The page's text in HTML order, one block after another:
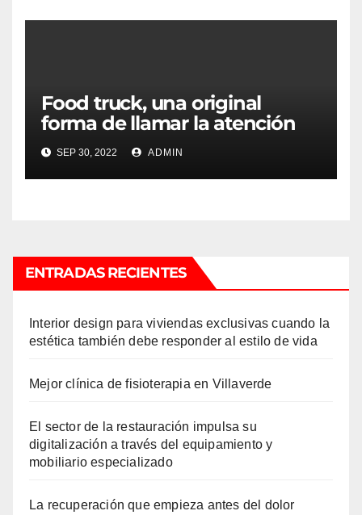
Food truck, una original
forma de llamar la atención
SEP 30, 2022 ADMIN
ENTRADAS RECIENTES
Interior design para viviendas exclusivas cuando la
estética también debe responder al estilo de vida
Mejor clínica de fisioterapia en Villaverde
El sector de la restauración impulsa su
digitalización a través del equipamiento y
mobiliario especializado
La recuperación que empieza antes del dolor